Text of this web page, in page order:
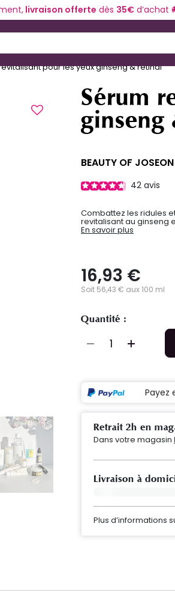
livraison offerte dès 35€d’achat
pour les yeux ginseng & rétinal
Sérum
ginseng
BEAUTY OF JOSEON
42 avis
Combattez les ridules
revitalisant au ginseng
En savoir plus
16,93 €
Soit 56,43 € aux 100 ml
Quantité :
Payez
Retrait 2h en
Dans votre magasin
Livraison à
Plus d’informations